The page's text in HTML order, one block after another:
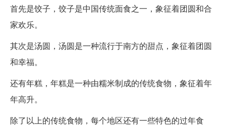
首先是饺子，饺子是中国传统面食之一，象征着团圆和合
家欢乐。
其次是汤圆，汤圆是一种流行于南方的甜点，象征着团圆
和幸福。
还有年糕，年糕是一种由糯米制成的传统食物，象征着年
年高升。
除了以上的传统食物，每个地区还有一些特色的过年食